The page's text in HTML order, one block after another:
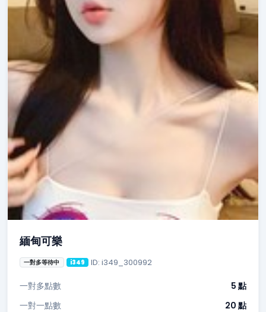
緬甸可樂
一對多等待中 i349 ID: i349_300992
一對多點數
5 點
一對一點數
20 點